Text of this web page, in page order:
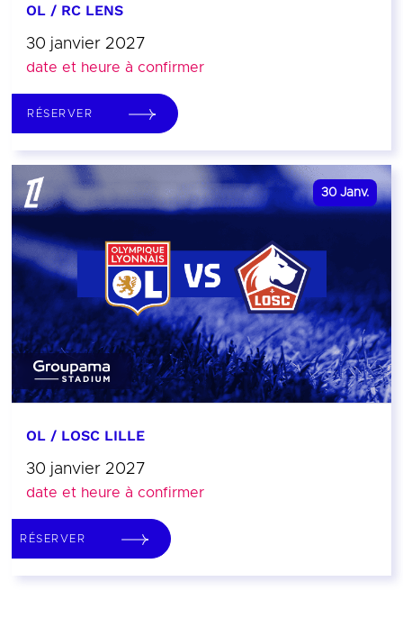
OL / RC LENS
30 janvier 2027
date et heure à confirmer
RÉSERVER
30 Janv.
OL / LOSC LILLE
30 janvier 2027
date et heure à confirmer
RÉSERVER